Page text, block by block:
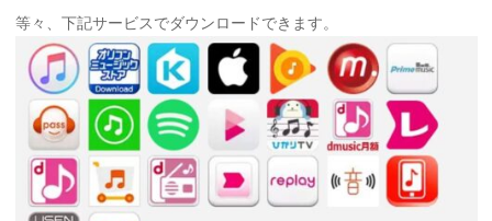
ト
ダ
ウ
ン
送
り
等々、下記サービスでダウンロードできます。